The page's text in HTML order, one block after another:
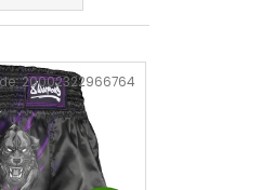
20002322966764